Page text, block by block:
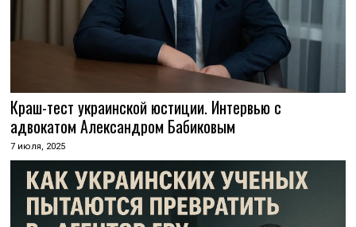
Краш-тест украинской юстиции. Интервью с
адвокатом Александром Бабиковым
7 июля, 2025